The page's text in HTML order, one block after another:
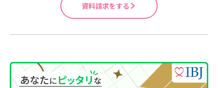
資料請求をする